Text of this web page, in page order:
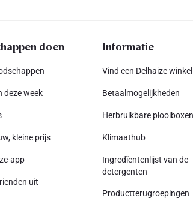
doen
deze week
kleine prijs
app
uit
Informatie
Vind een Delhaize winkel
Betaalmogelijkheden
Herbruikbare plooiboxen
Klimaathub
Ingredïentenlijst van de
detergenten
Productterugroepingen